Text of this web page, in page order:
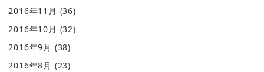
2016年11月 (36)
2016年10月 (32)
2016年9月 (38)
2016年8月 (23)